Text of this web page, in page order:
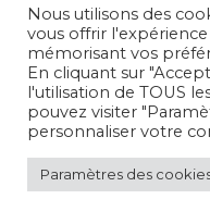
Nous utilisons des
vous offrir
mémorisant vos
En cliquant sur
l'utilisation de TOUS
pouvez visiter
personnaliser votre
Paramètres des